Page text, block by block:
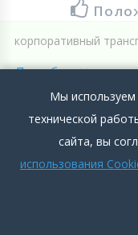
корпоративный
Подробнее >>
Больничные не
Подробнее >>
Мы
технической
сайта, вы
использования